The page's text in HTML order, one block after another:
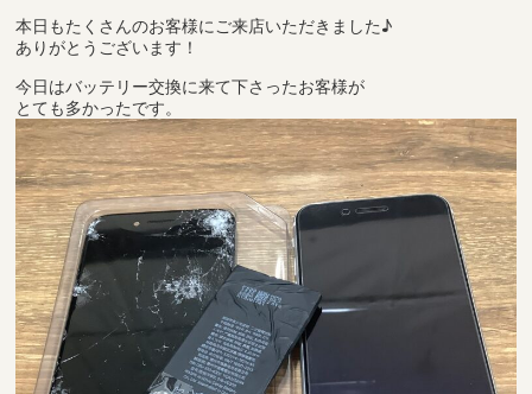
本日もたくさんのお客様にご来店いただきました♪
ありがとうございます！
今日はバッテリー交換に来て下さったお客様が
とても多かったです。